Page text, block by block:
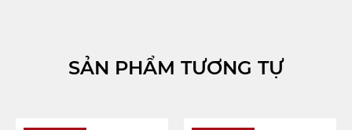
SẢN PHẨM TƯƠNG TỰ